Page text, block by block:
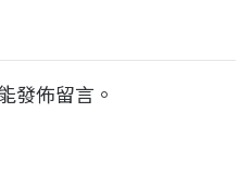
發佈留言。